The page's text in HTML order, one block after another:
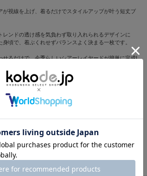
が視線を上げ、着るだけでスタイルアップが叶う短丈ブ
レンドの透け感を気負わず取り入れられるデザインに
頃で、着ぶくれせずバランスよく決まる一枚です。
せるだけで、今季らしいシアーレイヤードが簡単に完成!
せて、甘さを抑えた大人カジュアルスタイルに、
丈感なので、コーデのバランスを整えてくれる万能トッ
覧はこちら
閉じる